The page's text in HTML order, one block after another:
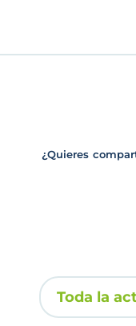
¿Quieres
Toda la